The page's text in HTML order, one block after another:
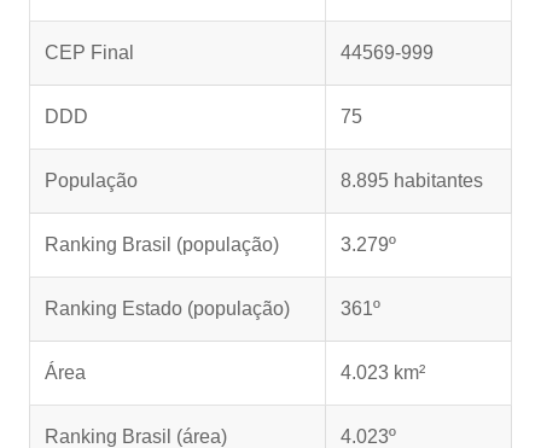
CEP Final 44569-999
DDD 75
População 8.895 habitantes
Ranking Brasil (população) 3.279º
Ranking Estado (população) 361º
Área 4.023 km²
Ranking Brasil (área) 4.023º